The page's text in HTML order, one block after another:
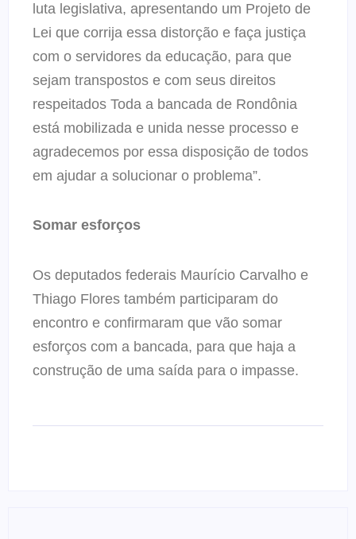
luta legislativa, apresentando um Projeto de
Lei que corrija essa distorção e faça justiça
com o servidores da educação, para que
sejam transpostos e com seus direitos
respeitados Toda a bancada de Rondônia
está mobilizada e unida nesse processo e
agradecemos por essa disposição de todos
em ajudar a solucionar o problema”.
Somar esforços
Os deputados federais Maurício Carvalho e
Thiago Flores também participaram do
encontro e confirmaram que vão somar
esforços com a bancada, para que haja a
construção de uma saída para o impasse.